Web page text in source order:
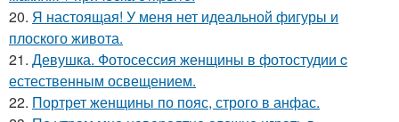
20. Я настоящая! У меня нет идеальной фигуры и
плоского живота.
21. Девушка. Фотосессия женщины в фотостудии c
естественным освещением.
22. Портрет женщины по пояс, строго в анфас.